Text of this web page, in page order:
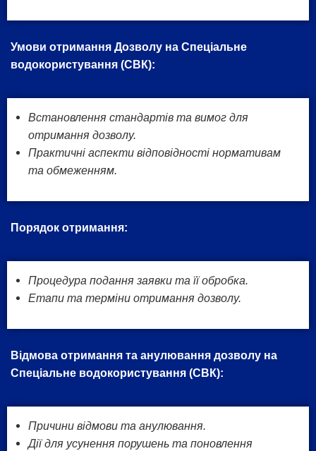
Умови отримання Дозволу на Спеціальне
водокористування (СВК):
Встановлення стандартів та вимог для
отримання дозволу.
Практичні аспекти відповідності нормативам
та обмеженням.
Порядок отримання:
Процедура подання заявки та її обробка.
Етапи та терміни отримання дозволу.
Відмова отримання та анулювання дозволу на
Спеціальне водокористування (СВК):
Причини відмови та анулювання.
Дії для усунення порушень та поновлення